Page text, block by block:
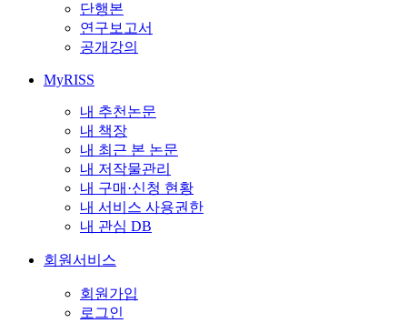
단행본
연구보고서
공개강의
MyRISS
내 추천논문
내 책장
내 최근 본 논문
내 저작물관리
내 구매·신청 현황
내 서비스 사용권한
내 관심 DB
회원서비스
회원가입
로그인